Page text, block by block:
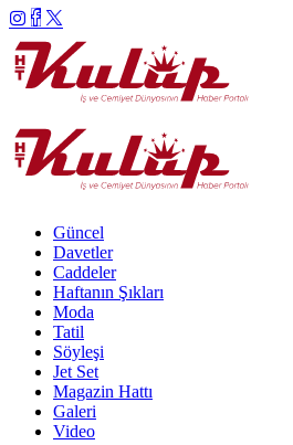
Güncel
Davetler
Caddeler
Haftanın Şıkları
Moda
Tatil
Söyleşi
Jet Set
Magazin Hattı
Galeri
Video